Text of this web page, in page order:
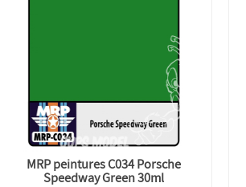
MRP peintures C034 Porsche
Speedway Green 30ml